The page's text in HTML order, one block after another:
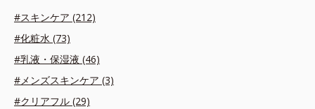
#スキンケア (212)
#化粧水 (73)
#乳液・保湿液 (46)
#メンズスキンケア (3)
#クリアフル (29)